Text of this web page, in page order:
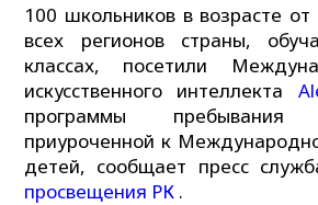
100 школьников в возрасте
всех регионов страны,
классах, посетили
искусственного интеллекта
программы
приуроченной к
детей, сообщает пресс
просвещения РК .